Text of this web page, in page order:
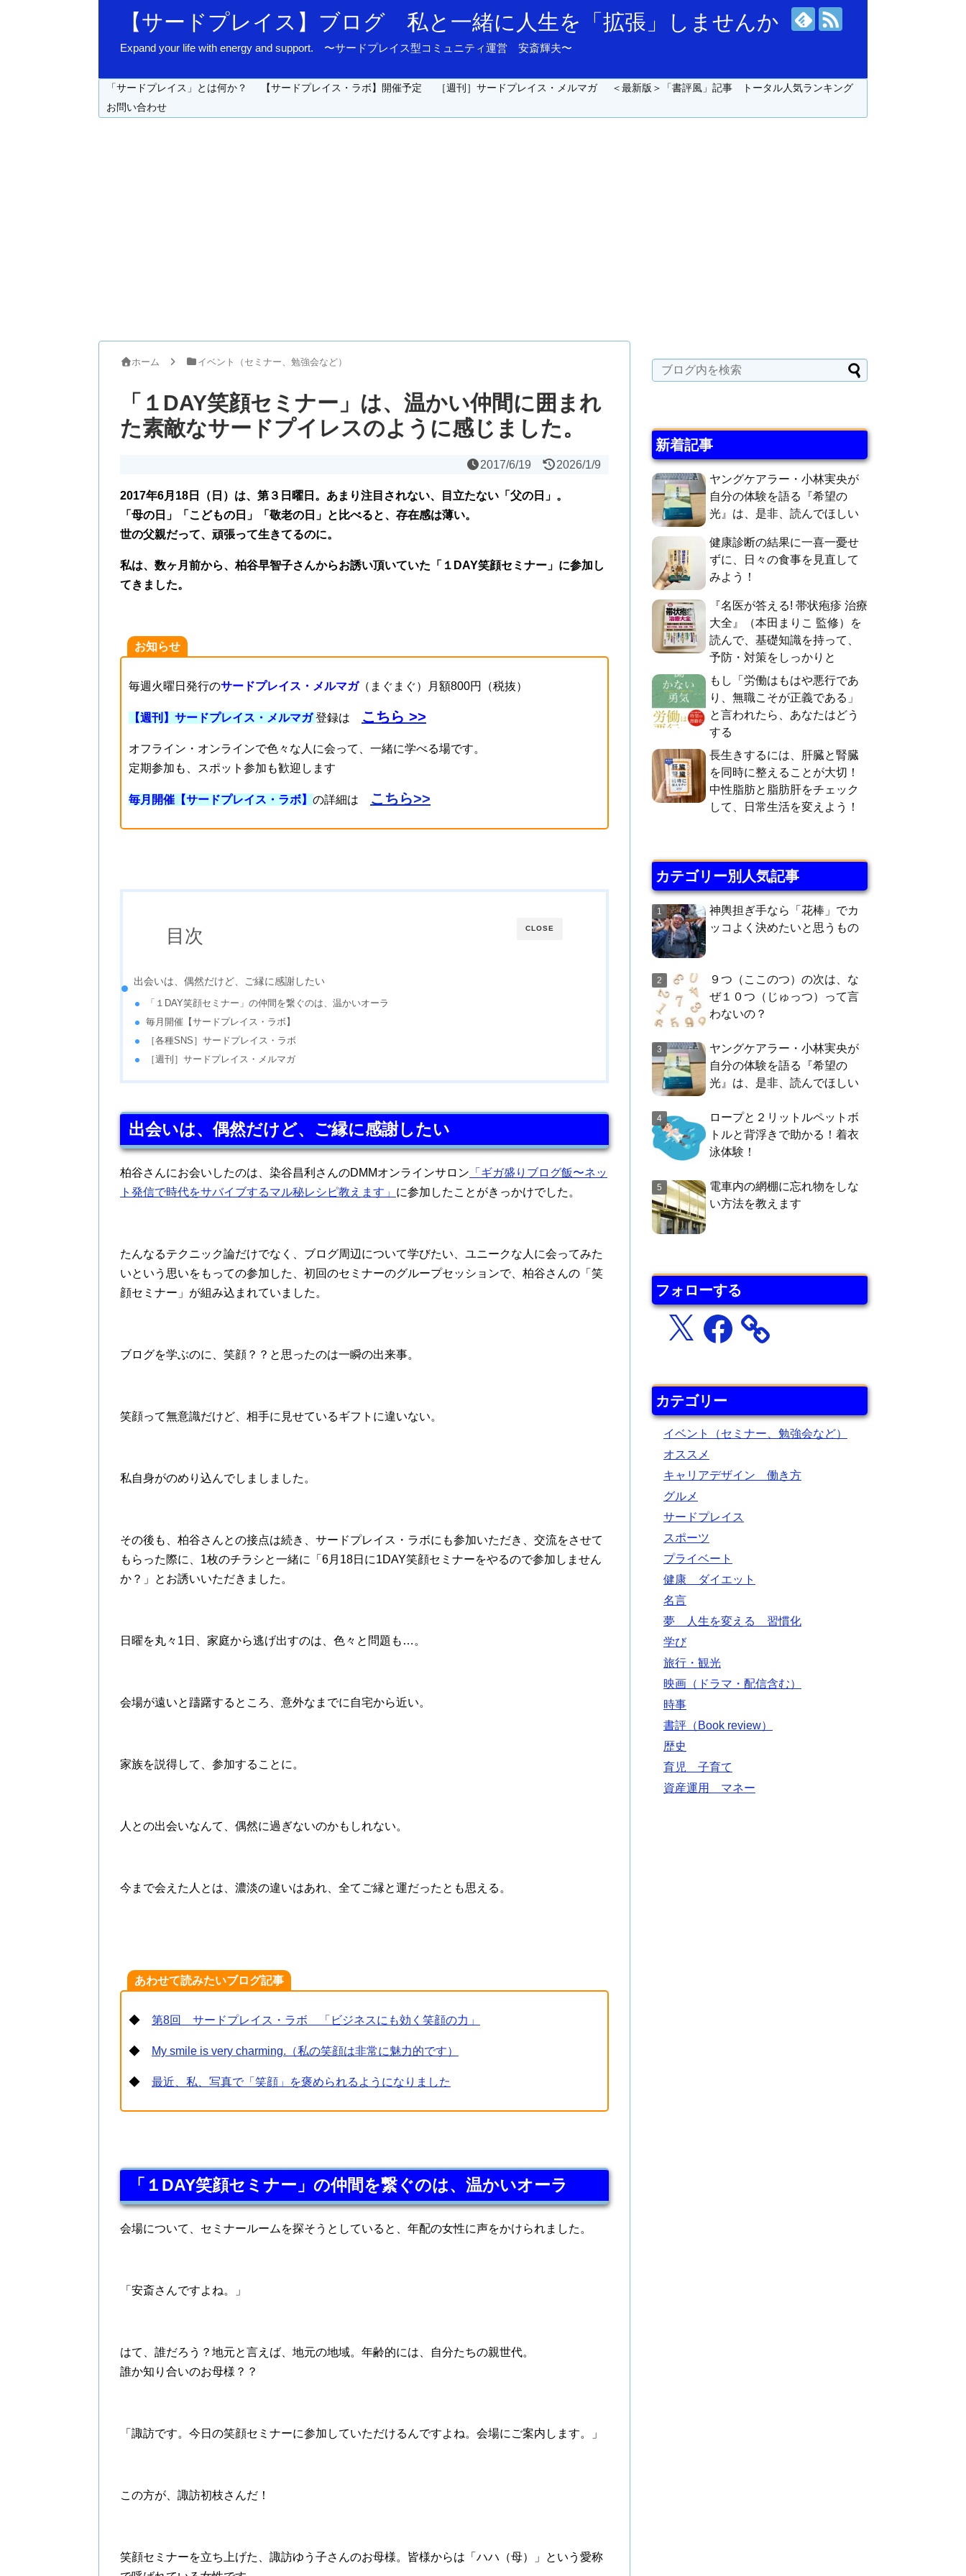
【サードプレイス】ブログ 私と一緒に人生を「拡張」しませんか
Expand your life with energy and support. 〜サードプレイス型コミュニティ運営 安斎輝夫〜
「サードプレイス」とは何か？ 【サードプレイス・ラボ】開催予定 ［週刊］サードプレイス・メルマガ
＜最新版＞「書評風」記事 トータル人気ランキング
お問い合わせ
ホーム イベント（セミナー、勉強会など）
「１DAY笑顔セミナー」は、温かい仲間に囲まれ
た素敵なサードプイレスのように感じました。
2017/6/19 2026/1/9
2017年6月18日（日）は、第３日曜日。 あまり注目されない、目立たない「父の日」。
「母の日」「こどもの日」「敬老の日」と比べると、存在感は薄い。
世の父親だって、頑張って生きてるのに。
私は、数ヶ月前から、柏谷早智子さんからお誘い頂いていた「１DAY笑顔セミナー」に参加し
てきました。
お知らせ
毎週火曜日発行のサードプレイス・メルマガ（まぐまぐ）月額800円（税抜）
【週刊】サードプレイス・メルマガ 登録は こちら >>
オフライン・オンラインで色々な人に会って、一緒に学べる場です。
定期参加も、スポット参加も歓迎します
毎月開催【サードプレイス・ラボ】 の詳細は こちら>>
CLOSE
目次
出会いは、偶然だけど、ご縁に感謝したい
「１DAY笑顔セミナー」の仲間を繋ぐのは、温かいオーラ
毎月開催【サードプレイス・ラボ】
［各種SNS］サードプレイス・ラボ
［週刊］サードプレイス・メルマガ
出会いは、偶然だけど、ご縁に感謝したい
柏谷さんにお会いしたのは、染谷昌利さんのDMMオンラインサロン 「ギガ盛りブログ飯〜ネッ
ト発信で時代をサバイブするマル秘レシピ教えます」 に参加したことがきっかけでした。
たんなるテクニック論だけでなく、ブログ周辺について学びたい、ユニークな人に会ってみた
いという思いをもっての参加した、初回のセミナーのグループセッションで、柏谷さんの「笑
顔セミナー」が組み込まれていました。
ブログを学ぶのに、笑顔？？と思ったのは一瞬の出来事。
笑顔って無意識だけど、相手に見せているギフトに違いない。
私自身がのめり込んでしましました。
その後も、柏谷さんとの接点は続き、サードプレイス・ラボにも参加いただき、交流をさせて
もらった際に、1枚のチラシと一緒に「6月18日に1DAY笑顔セミナーをやるので参加しません
か？」とお誘いいただきました。
日曜を丸々1日、家庭から逃げ出すのは、色々と問題も…。
会場が遠いと躊躇するところ、意外なまでに自宅から近い。
家族を説得して、参加することに。
人との出会いなんて、偶然に過ぎないのかもしれない。
今まで会えた人とは、濃淡の違いはあれ、全てご縁と運だったとも思える。
あわせて読みたいブログ記事
◆ 第8回 サードプレイス・ラボ 「ビジネスにも効く笑顔の力」
◆ My smile is very charming.（私の笑顔は非常に魅力的です）
◆ 最近、私、写真で「笑顔」を褒められるようになりました
「１DAY笑顔セミナー」の仲間を繋ぐのは、温かいオーラ
会場について、セミナールームを探そうとしていると、年配の女性に声をかけられました。
「安斎さんですよね。」
はて、誰だろう？地元と言えば、地元の地域。年齢的には、自分たちの親世代。
誰か知り合いのお母様？？
「諏訪です。今日の笑顔セミナーに参加していただけるんですよね。会場にご案内します。」
この方が、諏訪初枝さんだ！
笑顔セミナーを立ち上げた、諏訪ゆう子さんのお母様。皆様からは「ハハ（母）」という愛称
新着記事
ヤングケアラー・小林実央が
自分の体験を語る『希望の
光』は、是非、読んでほしい
健康診断の結果に一喜一憂せ
ずに、日々の食事を見直して
みよう！
『名医が答える! 帯状疱疹 治療
大全』（本田まりこ 監修）を
読んで、基礎知識を持って、
予防・対策をしっかりと
もし「労働はもはや悪行であ
り、無職こそが正義である」
と言われたら、あなたはどう
する
長生きするには、肝臓と腎臓
を同時に整えることが大切！
中性脂肪と脂肪肝をチェック
して、日常生活を変えよう！
カテゴリー別人気記事
神輿担ぎ手なら「花棒」でカ
ッコよく決めたいと思うもの
９つ（ここのつ）の次は、な
ぜ１０つ（じゅっつ）って言
わないの？
ヤングケアラー・小林実央が
自分の体験を語る『希望の
光』は、是非、読んでほしい
ロープと２リットルペットボ
トルと背浮きで助かる！着衣
泳体験！
電車内の網棚に忘れ物をしな
い方法を教えます
フォローする
X Facebook
カテゴリー
イベント（セミナー、勉強会など）
オススメ
キャリアデザイン 働き方
グルメ
サードプレイス
スポーツ
プライベート
健康 ダイエット
名言
夢 人生を変える 習慣化
学び
旅行・観光
映画（ドラマ・配信含む）
時事
書評（Book review）
歴史
育児 子育て
資産運用 マネー